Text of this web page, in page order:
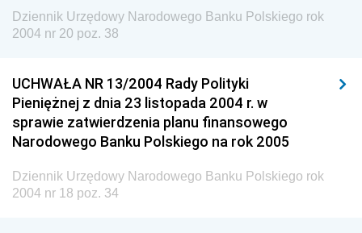
Dziennik Urzędowy Ministra Infrastruktury i
Budownictwa
Żeglugi Śródlądowej
Dziennik Urzędowy Ministra Energii
Dziennik Urzędowy Ministra Finansów
Dziennik Urzędowy Ministra Sprawiedliwości
Dziennik Urzędowy Ministra Rozwoju i Finansów
Dziennik Urzędowy Narodowego Banku Polskiego rok
2004 nr 20 poz. 38
UCHWAŁA NR 13/2004 Rady Polityki
Pieniężnej z dnia 23 listopada 2004 r. w
sprawie zatwierdzenia planu finansowego
Narodowego Banku Polskiego na rok 2005
Dziennik Urzędowy Narodowego Banku Polskiego rok
2004 nr 18 poz. 34